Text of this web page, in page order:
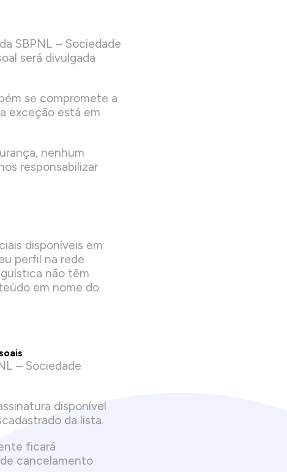
SBPNL – Sociedade
será divulgada
se compromete a
exceção está em
nenhum
responsabilizar
disponíveis em
perfil na rede
não têm
em nome do
– Sociedade
disponível
da lista.
ficará
cancelamento